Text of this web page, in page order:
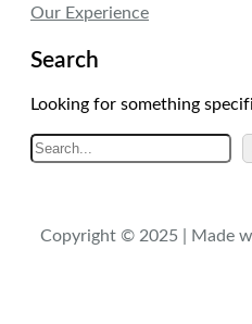
Our Experience
Search
Looking for something
A
r
Copyright © 2025 | Made